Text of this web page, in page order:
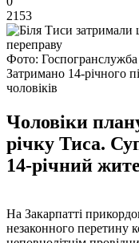
2153
Фото: Госпогранслужба
Затримано 14-річного
чоловіків
Чоловіки
річку Тиса.
14-річний
На Закарпатті
незаконного перетину